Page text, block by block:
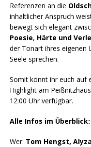
Referenzen an die
inhaltlicher Anspruch
bewegt sich elegant
Poesie, Härte und
der Tonart ihres eigenen
Seele sprechen.
Somit könnt ihr euch auf
Highlight am
12:00 Uhr verfügbar.
Alle Infos im Überblick:
Wer: Tom Hengst,